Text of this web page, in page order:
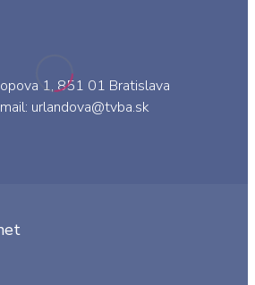
1, 851 01 Bratislava
urlandova@tvba.sk